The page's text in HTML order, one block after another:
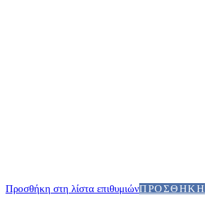
Προσθήκη στη λίστα επιθυμιώνΠΡΟΣΘΉΚΗ